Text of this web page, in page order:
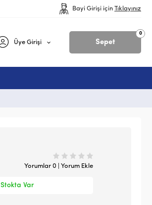
Bayi Girişi için Tıklayınız
Sepet
0
Üye Girişi
Yorumlar 0 | Yorum Ekle
Stokta Var